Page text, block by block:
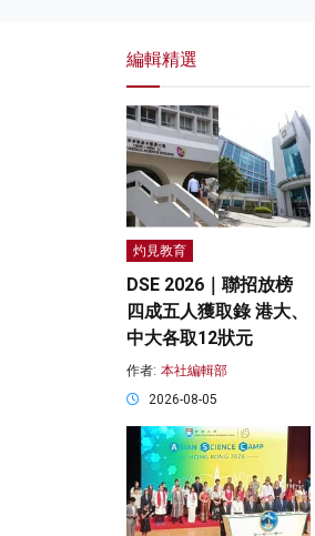
編輯精選
灼見教育
DSE 2026｜聯招放榜
四成五人獲取錄 港大、
中大各取12狀元
作者: 本社編輯部
2026-08-05